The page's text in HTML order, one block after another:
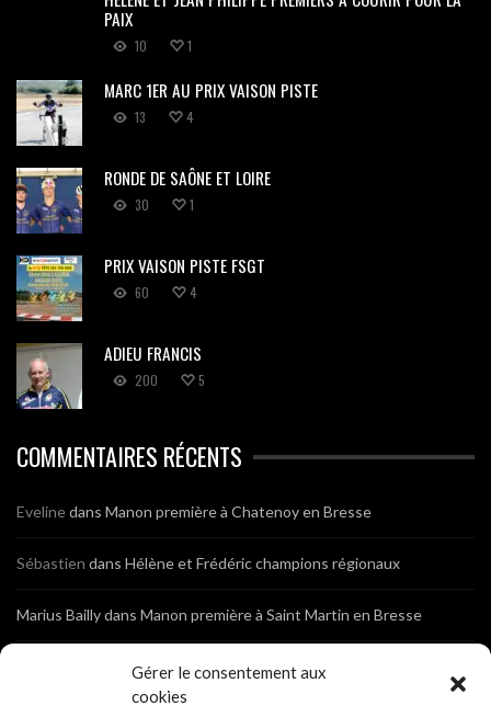
Gérer le consentement aux
cookies
PAIX
10 1
MARC 1ER AU PRIX VAISON PISTE
13 4
RONDE DE SAÔNE ET LOIRE
30 1
PRIX VAISON PISTE FSGT
60 4
ADIEU FRANCIS
200 5
COMMENTAIRES RÉCENTS
Evelinedans Manon première à Chatenoy en Bresse
Sébastien dans Hélène et Frédéric champions régionaux
Marius Baillydans Manon première à Saint Martin en Bresse
Jean Marc GautherondansPhotos de l’Assemblée Générale du